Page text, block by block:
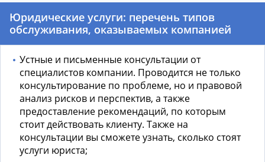
Юридические услуги: перечень типов
обслуживания, оказываемых компанией
Устные и письменные консультации от
специалистов компании. Проводится не только
консультирование по проблеме, но и правовой
анализ рисков и перспектив, а также
предоставление рекомендаций, по которым
стоит действовать клиенту. Также на
консультации вы сможете узнать, сколько стоят
услуги юриста;